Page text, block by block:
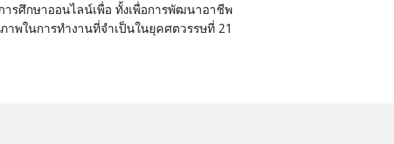
รศึกษาออนไลน์เพื่อ ทั้งเพื่อการพัฒนาอาชีพ
าพในการทำงานที่จำเป็นในยุคศตวรรษที่ 21